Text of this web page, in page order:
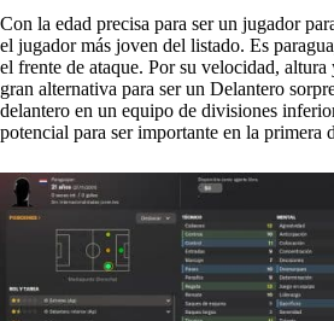
Con la edad precisa para ser un jugador
el jugador más joven del listado. Es
el frente de ataque. Por su velocidad, altura
gran alternativa para ser un Delantero
delantero en un equipo de divisiones
potencial para ser importante en la primera